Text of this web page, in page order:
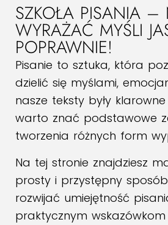
SZKOŁA PISANIA –
WYRAŻAĆ MYŚLI
POPRAWNIE!
Pisanie to sztuka, która
dzielić się myślami,
nasze teksty były klarowne
warto znać podstawowe
tworzenia różnych form
Na tej stronie znajdziesz
prosty i przystępny
rozwijać umiejętność
praktycznym